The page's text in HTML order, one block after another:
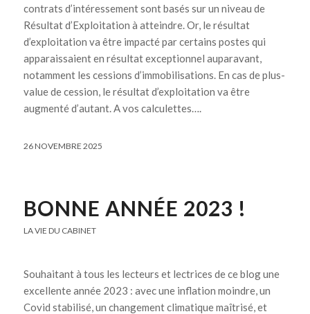
contrats d’intéressement sont basés sur un niveau de
Résultat d’Exploitation à atteindre. Or, le résultat
d’exploitation va être impacté par certains postes qui
apparaissaient en résultat exceptionnel auparavant,
notamment les cessions d’immobilisations. En cas de plus-
value de cession, le résultat d’exploitation va être
augmenté d’autant. A vos calculettes….
26 NOVEMBRE 2025
BONNE ANNÉE 2023 !
LA VIE DU CABINET
Souhaitant à tous les lecteurs et lectrices de ce blog une
excellente année 2023 : avec une inflation moindre, un
Covid stabilisé, un changement climatique maîtrisé, et